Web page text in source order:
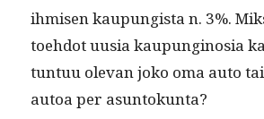
ihmisen kaupungista n. 3%.
toe­hdot uusia kaupungi­nosia
tun­tuu ole­van joko oma auto
autoa per asuntokunta?